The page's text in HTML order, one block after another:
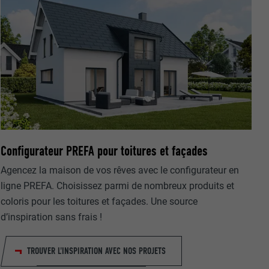
Configurateur PREFA pour toitures et façades
Agencez la maison de vos rêves avec le configurateur en
ligne PREFA. Choisissez parmi de nombreux produits et
coloris pour les toitures et façades. Une source
d’inspiration sans frais !
TROUVER L'INSPIRATION AVEC NOS PROJETS
Ne
« Suivez-